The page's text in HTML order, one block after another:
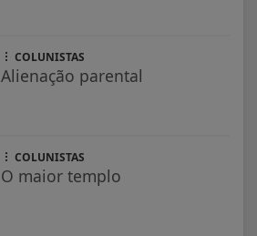
COLUNISTAS
Alienação parental
COLUNISTAS
O maior templo